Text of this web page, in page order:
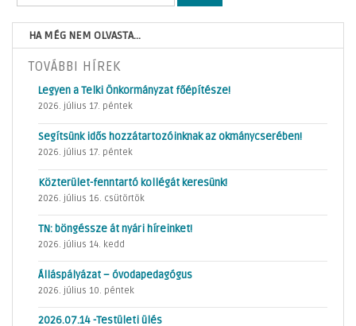
HA MÉG NEM OLVASTA...
TOVÁBBI HÍREK
Legyen a Telki Önkormányzat főépítésze!
2026. július 17. péntek
Segítsünk idős hozzátartozóinknak az okmánycserében!
2026. július 17. péntek
Közterület-fenntartó kollégát keresünk!
2026. július 16. csütörtök
TN: böngéssze át nyári híreinket!
2026. július 14. kedd
Álláspályázat – óvodapedagógus
2026. július 10. péntek
2026.07.14 -Testületi ülés